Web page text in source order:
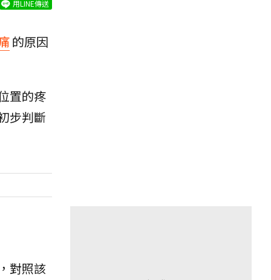
用LINE傳送
的原因
置的疼
步判斷
對照該